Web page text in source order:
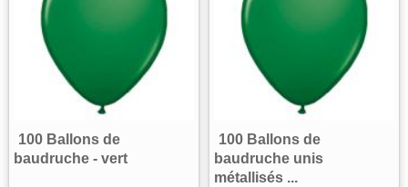
100 Ballons de
baudruche - vert
100 Ballons de
baudruche unis
métallisés ...